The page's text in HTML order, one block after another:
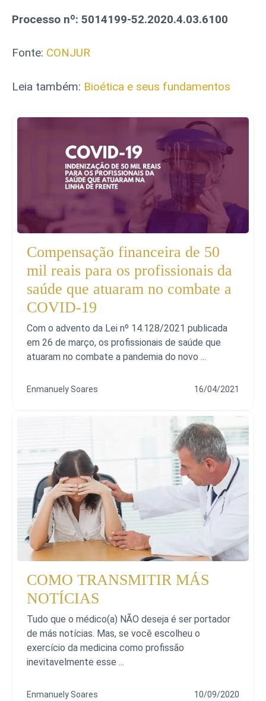
Processo nº: 5014199-52.2020.4.03.6100
Fonte: CONJUR
Leia também: Bioética e seus fundamentos
Compensação financeira de 50
mil reais para os profissionais da
saúde que atuaram no combate a
COVID-19
Com o advento da Lei nº 14.128/2021 publicada
em 26 de março, os profissionais de saúde que
atuaram no combate a pandemia do novo ...
Enmanuely Soares 16/04/2021
COMO TRANSMITIR MÁS
NOTÍCIAS
Tudo que o médico(a) NÃO deseja é ser portador
de más notícias. Mas, se você escolheu o
exercício da medicina como profissão
inevitavelmente esse ...
Enmanuely Soares 10/09/2020